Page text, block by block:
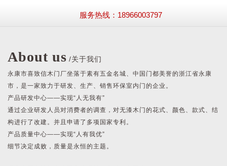
服务热线：18966003797
About us /关于我们
永康市喜致信木门厂坐落于素有五金名城、中国门都美誉的浙江省永康
市，是一家致力于研发、生产、销售环保室内门的企业。
产品研发中心——实现“人无我有”
通过企业研发人员对消费者的调查，对无漆木门的花式、颜色、款式、结
构进行了改建。并且申请了多项国家专利。
产品质量中心——实现“人有我优”
细节决定成败，质量是永恒的主题。